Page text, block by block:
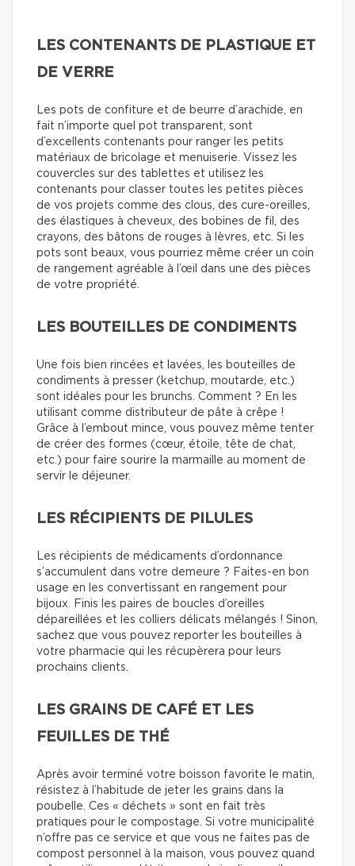
LES CONTENANTS DE PLASTIQUE ET
DE VERRE
Les pots de confiture et de beurre d’arachide, en
fait n’importe quel pot transparent, sont
d’excellents contenants pour ranger les petits
matériaux de bricolage et menuiserie. Vissez les
couvercles sur des tablettes et utilisez les
contenants pour classer toutes les petites pièces
de vos projets comme des clous, des cure-oreilles,
des élastiques à cheveux, des bobines de fil, des
crayons, des bâtons de rouges à lèvres, etc. Si les
pots sont beaux, vous pourriez même créer un coin
de rangement agréable à l’œil dans une des pièces
de votre propriété.
LES BOUTEILLES DE CONDIMENTS
Une fois bien rincées et lavées, les bouteilles de
condiments à presser (ketchup, moutarde, etc.)
sont idéales pour les brunchs. Comment ? En les
utilisant comme distributeur de pâte à crêpe !
Grâce à l’embout mince, vous pouvez même tenter
de créer des formes (cœur, étoile, tête de chat,
etc.) pour faire sourire la marmaille au moment de
servir le déjeuner.
LES RÉCIPIENTS DE PILULES
Les récipients de médicaments d’ordonnance
s’accumulent dans votre demeure ? Faites-en bon
usage en les convertissant en rangement pour
bijoux. Finis les paires de boucles d’oreilles
dépareillées et les colliers délicats mélangés ! Sinon,
sachez que vous pouvez reporter les bouteilles à
votre pharmacie qui les récupèrera pour leurs
prochains clients.
LES GRAINS DE CAFÉ ET LES
FEUILLES DE THÉ
Après avoir terminé votre boisson favorite le matin,
résistez à l’habitude de jeter les grains dans la
poubelle. Ces « déchets » sont en fait très
pratiques pour le compostage. Si votre municipalité
n’offre pas ce service et que vous ne faites pas de
compost personnel à la maison, vous pouvez quand